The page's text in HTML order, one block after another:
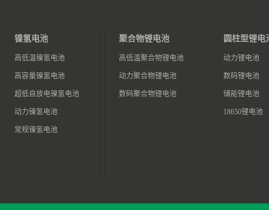
镍氢电池
高低温镍氢电池
高容量镍氢电池
超低自放电镍氢电池
动力镍氢电池
常规镍氢电池
聚合物锂电池
高低温聚合物锂电池
动力聚合物锂电池
数码聚合物锂电池
圆柱型锂电
动力锂电池
数码锂电池
储能锂电池
18650锂电池